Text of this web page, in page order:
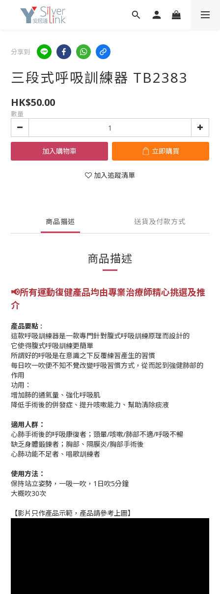
分享到
三段式呼吸訓練器 TB2383
HK$50.00
數量
加入購物車 立即購買
加入追蹤清單
商品描述 送貨及付款方式
商品描述
📢所有運動復健產品均由專業治療師精心挑選及推
介
產品要點 :
這款呼吸訓練器是一款專門針對腹式呼吸訓練原理而設計的
它使得腹式呼吸訓練更簡單
所謂好的呼吸是在意識之下反覆練習產生的習慣
每日吹一吹便不知不覺改變呼吸習慣方式，從而起到強健肺部的
作用
功用：
增加肺的通氣量、強化呼吸肌
降低手術後的併發症、提升咳嗽能力、幫助清除痰液
適用人群：
心肺手術後的呼吸康復者；頭暈/咳嗽/肺部不適/呼吸不暢
缺乏身體鍛鍊者；胸部、隔膜炎/胸部手術後
心肺功能不足者、唱歌訓練者
使用方法：
保持站立姿勢，一吸一吹，1日吹5分鐘
大概吹30次
【影片只作產品示範，產品請參考上圖】